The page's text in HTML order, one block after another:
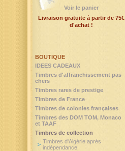
BOUTIQUE
IDEES CADEAUX
Timbres d'affranchissement pas
chers
Timbres rares de prestige
Timbres de France
Timbres de colonies françaises
Timbres des DOM TOM, Monaco
et TAAF
Timbres de collection
Timbres d'Algérie après
indépendance
Voir le panier
Livraison gratuite à partir de 75€
d'achat !